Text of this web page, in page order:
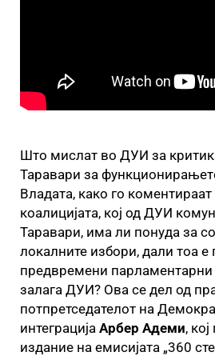
Што мислат во ДУИ за
Таравари за
Владата, како го
коалицијата, кој од ДУИ
Таравари, има ли понуда за
локалните избори, дали тоа е
предвремени
залага ДУИ? Ова се дел од
потпретседателот на
интеграција Арбер Адеми,
издание на емисијата „360